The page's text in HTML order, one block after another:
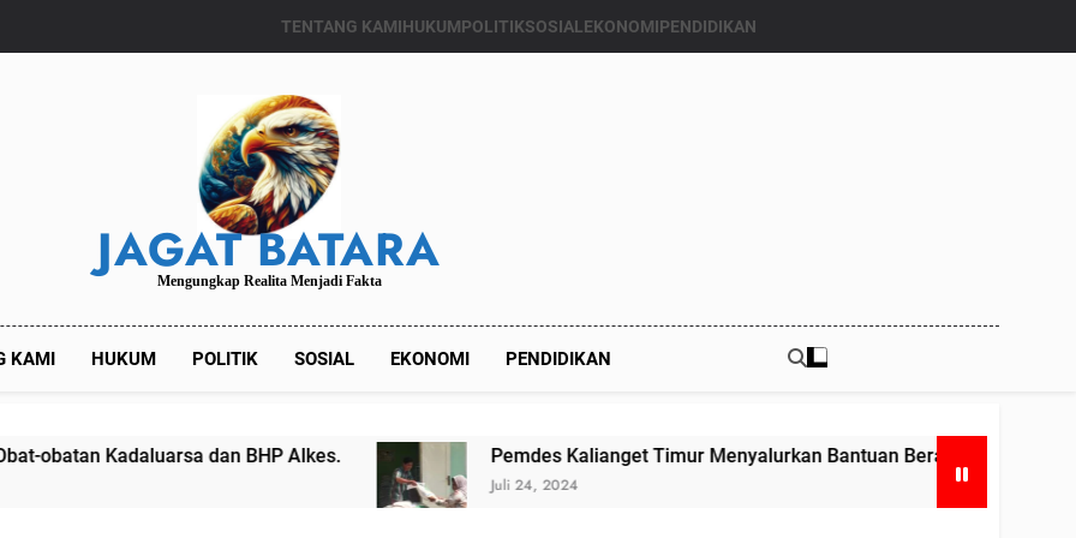
TENTANG KAMIHUKUMPOLITIKSOSIALEKONOMIPENDIDIKAN
JAGAT BATARA
Mengungkap Realita Menjadi Fakta
KAMI HUKUM POLITIK SOSIAL EKONOMI PENDIDIKAN
dan BHP Alkes. Pemdes Kalianget Timur Menyalurkan Bantuan Beras Bapang (Bantuan Pangan)
Juli 24, 2024